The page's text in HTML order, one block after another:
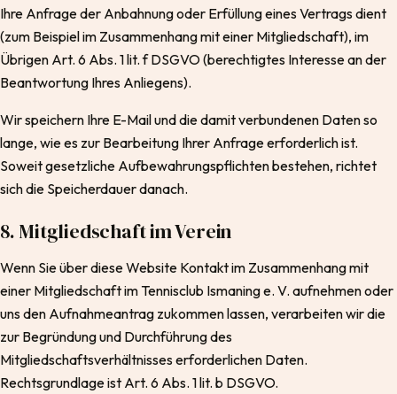
Ihre Anfrage der Anbahnung oder Erfüllung eines Vertrags dient
(zum Beispiel im Zusammenhang mit einer Mitgliedschaft), im
Übrigen Art. 6 Abs. 1 lit. f DSGVO (berechtigtes Interesse an der
Beantwortung Ihres Anliegens).
Wir speichern Ihre E-Mail und die damit verbundenen Daten so
lange, wie es zur Bearbeitung Ihrer Anfrage erforderlich ist.
Soweit gesetzliche Aufbewahrungspflichten bestehen, richtet
sich die Speicherdauer danach.
8. Mitgliedschaft im Verein
Wenn Sie über diese Website Kontakt im Zusammenhang mit
einer Mitgliedschaft im Tennisclub Ismaning e. V. aufnehmen oder
uns den Aufnahmeantrag zukommen lassen, verarbeiten wir die
zur Begründung und Durchführung des
Mitgliedschaftsverhältnisses erforderlichen Daten.
Rechtsgrundlage ist Art. 6 Abs. 1 lit. b DSGVO.